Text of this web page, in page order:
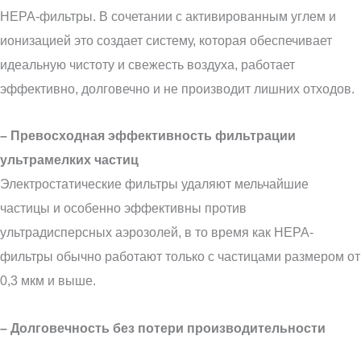
HEPA-фильтры. В сочетании с активированным углем и
ионизацией это создает систему, которая обеспечивает
идеальную чистоту и свежесть воздуха, работает
эффективно, долговечно и не производит лишних отходов.
– Превосходная эффективность фильтрации
ультрамелких частиц
Электростатические фильтры удаляют мельчайшие
частицы и особенно эффективны против
ультрадисперсных аэрозолей, в то время как HEPA-
фильтры обычно работают только с частицами размером от
0,3 мкм и выше.
– Долговечность без потери производительности